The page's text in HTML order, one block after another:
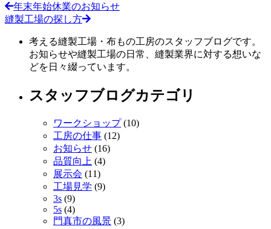
前
後
年末年始休業のお知らせ
縫製工場の探し方
考える縫製工場・布もの工房のスタッフブログです。
お知らせや縫製工場の日常、縫製業界に対する想いな
どを日々綴っています。
スタッフブログカテゴリ
ワークショップ(10)
工房の仕事 (12)
お知らせ (16)
品質向上 (4)
展示会 (11)
工場見学 (9)
3s (9)
5s (4)
門真市の風景 (3)